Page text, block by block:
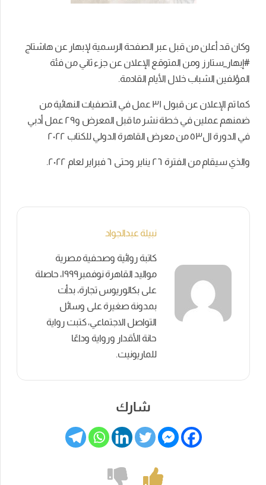
وكان قد أعلن من قبل عبر الصفحة الرسمية لإبهار عن هاشتاج
#إبهار_ستارز ومن المتوقع الإعلان عن جزء ثاني من فئة
المؤلفين الشباب خلال الأيام القادمة.
كما تم الإعلان عن قبول ٣١ عمل في التصفيات النهائية من
ضمنهم عملين في خطة نشر ما قبل المعرض و٢٩ عمل أدبي
في الدورة ال٥٣ من معرض القاهرة الدولي للكتاب ٢٠٢٢
والذي سيقام من الفترة ٢٦ يناير وحتى ٦ فبراير لعام ٢٠٢٢.
نبيلة عبدالجواد
كاتبة روائية وصحفية مصرية
مواليد القاهرة نوفمبر١٩٩٩، حاصلة
على بكالوريوس تجارة، بدأت
بمدونة صغيرة على وسائل
التواصل الاجتماعي، كتبت رواية
حانة الأقدار ورواية وداعًا
للماريونيت.
شارك